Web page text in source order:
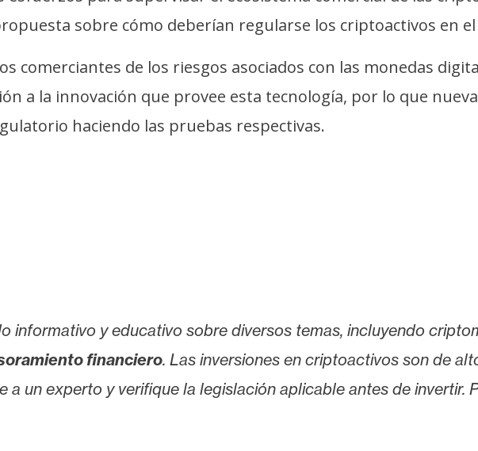
sobre cómo deberían regularse los criptoactivos en el
comerciantes de los riesgos asociados con las monedas
a la innovación que provee esta tecnología, por lo que
haciendo las pruebas respectivas.
informativo y educativo sobre diversos temas, incluyendo
financiero. Las inversiones en criptoactivos son de
a un experto y verifique la legislación aplicable antes de invertir.